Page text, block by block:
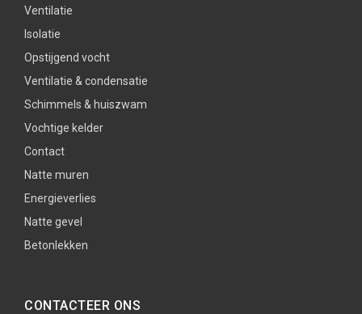
Ventilatie
Isolatie
Opstijgend vocht
Ventilatie & condensatie
Schimmels & huiszwam
Vochtige kelder
Contact
Natte muren
Energieverlies
Natte gevel
Betonlekken
CONTACTEER ONS